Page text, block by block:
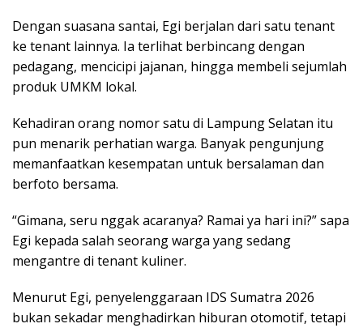
Dengan suasana santai, Egi berjalan dari satu tenant
ke tenant lainnya. Ia terlihat berbincang dengan
pedagang, mencicipi jajanan, hingga membeli sejumlah
produk UMKM lokal.
Kehadiran orang nomor satu di Lampung Selatan itu
pun menarik perhatian warga. Banyak pengunjung
memanfaatkan kesempatan untuk bersalaman dan
berfoto bersama.
“Gimana, seru nggak acaranya? Ramai ya hari ini?” sapa
Egi kepada salah seorang warga yang sedang
mengantre di tenant kuliner.
Menurut Egi, penyelenggaraan IDS Sumatra 2026
bukan sekadar menghadirkan hiburan otomotif, tetapi